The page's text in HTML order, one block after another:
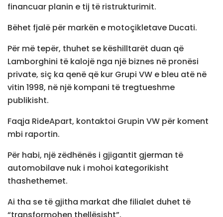
financuar planin e tij të ristrukturimit.
Bëhet fjalë për markën e motoçikletave Ducati.
Për më tepër, thuhet se këshilltarët duan që
Lamborghini të kalojë nga një biznes në pronësi
private, siç ka qenë që kur Grupi VW e bleu atë në
vitin 1998, në një kompani të tregtueshme
publikisht.
Faqja RideApart, kontaktoi Grupin VW për koment
mbi raportin.
Për habi, një zëdhënës i gjigantit gjerman të
automobilave nuk i mohoi kategorikisht
thashethemet.
Ai tha se të gjitha markat dhe filialet duhet të